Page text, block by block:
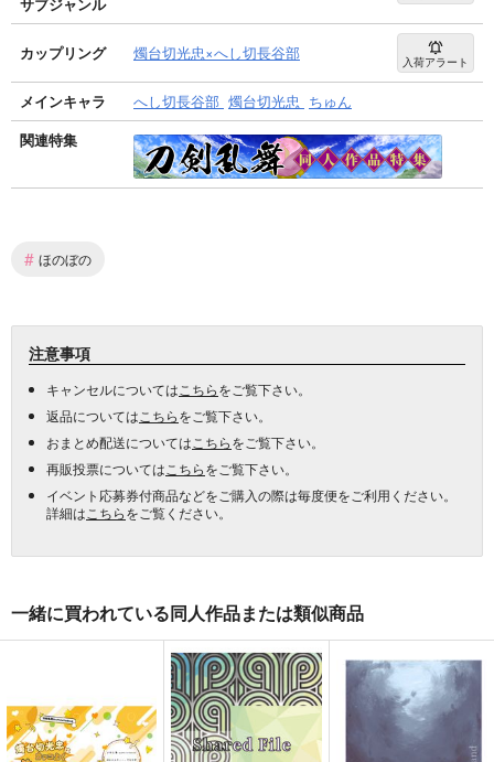
カップリング 燭台切光忠×へし切長谷部 入荷アラート
メインキャラ へし切長谷部 燭台切光忠 ちゅん
関連特集
# ほのぼの
注意事項
キャンセルについては こちらをご覧下さい。
返品については こちらをご覧下さい。
おまとめ配送については こちらをご覧下さい。
再販投票については こちらをご覧下さい。
イベント応募券付商品などをご購入の際は毎度便をご利用ください。
詳細は こちらをご覧ください。
一緒に買われている同人作品または類似商品